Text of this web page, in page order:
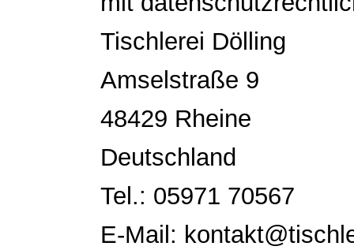
Tischlerei Dölling
Amselstraße 9
48429 Rheine
Deutschland
Tel.: 05971 70567
E-Mail: